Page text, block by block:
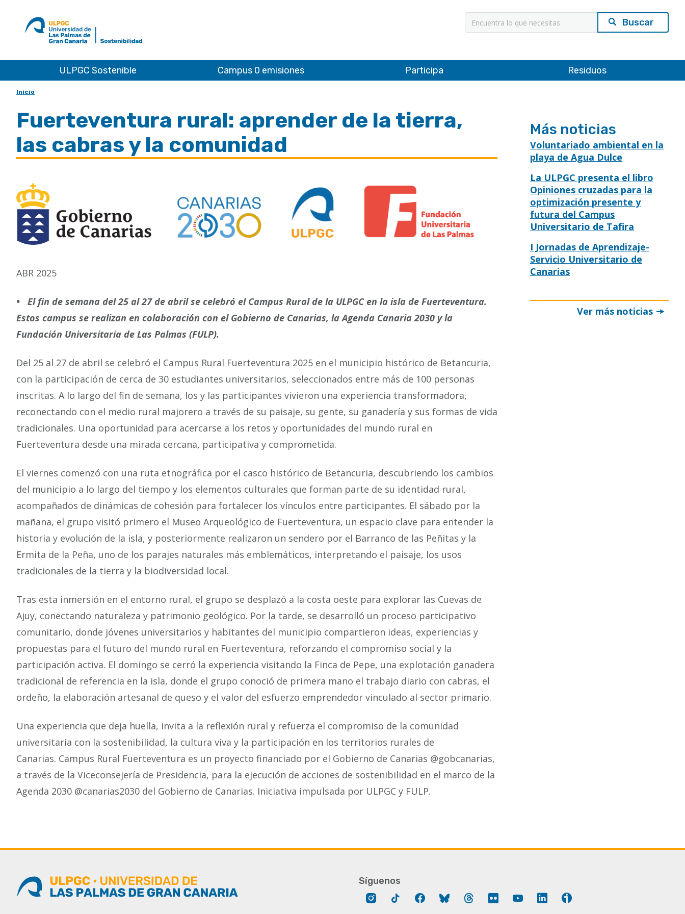
ULPGC
inicio
Sostenibilidad
Búsqueda
ULPGC Sostenible Campus 0 emisiones Participa Residuos
Inicio
Fuerteventura rural: aprender de la tierra,
las cabras y la comunidad
ABR 2025
• El fin de semana del 25 al 27 de abril se celebró el Campus Rural de la ULPGC en la isla de Fuerteventura.
Estos campus se realizan en colaboración con el Gobierno de Canarias, la Agenda Canaria 2030 y la
Fundación Universitaria de Las Palmas (FULP).
Del 25 al 27 de abril se celebró el Campus Rural Fuerteventura 2025 en el municipio histórico de Betancuria,
con la participación de cerca de 30 estudiantes universitarios, seleccionados entre más de 100 personas
inscritas. A lo largo del fin de semana, los y las participantes vivieron una experiencia transformadora,
reconectando con el medio rural majorero a través de su paisaje, su gente, su ganadería y sus formas de vida
tradicionales. Una oportunidad para acercarse a los retos y oportunidades del mundo rural en
Fuerteventura desde una mirada cercana, participativa y comprometida.
El viernes comenzó con una ruta etnográfica por el casco histórico de Betancuria, descubriendo los cambios
del municipio a lo largo del tiempo y los elementos culturales que forman parte de su identidad rural,
acompañados de dinámicas de cohesión para fortalecer los vínculos entre participantes. El sábado por la
mañana, el grupo visitó primero el Museo Arqueológico de Fuerteventura, un espacio clave para entender la
historia y evolución de la isla, y posteriormente realizaron un sendero por el Barranco de las Peñitas y la
Ermita de la Peña, uno de los parajes naturales más emblemáticos, interpretando el paisaje, los usos
tradicionales de la tierra y la biodiversidad local.
Tras esta inmersión en el entorno rural, el grupo se desplazó a la costa oeste para explorar las Cuevas de
Ajuy, conectando naturaleza y patrimonio geológico. Por la tarde, se desarrolló un proceso participativo
comunitario, donde jóvenes universitarios y habitantes del municipio compartieron ideas, experiencias y
propuestas para el futuro del mundo rural en Fuerteventura, reforzando el compromiso social y la
participación activa. El domingo se cerró la experiencia visitando la Finca de Pepe, una explotación ganadera
tradicional de referencia en la isla, donde el grupo conoció de primera mano el trabajo diario con cabras, el
ordeño, la elaboración artesanal de queso y el valor del esfuerzo emprendedor vinculado al sector primario.
Una experiencia que deja huella, invita a la reflexión rural y refuerza el compromiso de la comunidad
universitaria con la sostenibilidad, la cultura viva y la participación en los territorios rurales de
Canarias. Campus Rural Fuerteventura es un proyecto financiado por el Gobierno de Canarias @gobcanarias,
a través de la Viceconsejería de Presidencia, para la ejecución de acciones de sostenibilidad en el marco de la
Agenda 2030 @canarias2030 del Gobierno de Canarias. Iniciativa impulsada por ULPGC y FULP.
Más noticias
Voluntariado ambiental en la
playa de Agua Dulce
La ULPGC presenta el libro
Opiniones cruzadas para la
optimización presente y
futura del Campus
Universitario de Tafira
I Jornadas de Aprendizaje-
Servicio Universitario de
Canarias
Ver más noticias
Síguenos
Instagram FacebookBluesky Threads Flickr YouTube LinkedIn